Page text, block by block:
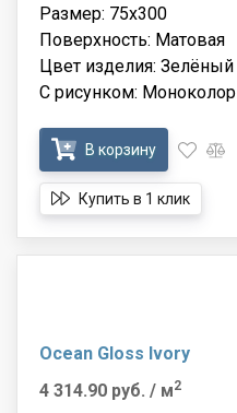
Размер: 75x300
Поверхность: Матовая
Цвет изделия: Зелёный
С рисунком: Моноколор
В корзину
Купить в 1 клик
Ocean Gloss Ivory
4 314.90 руб. / м2